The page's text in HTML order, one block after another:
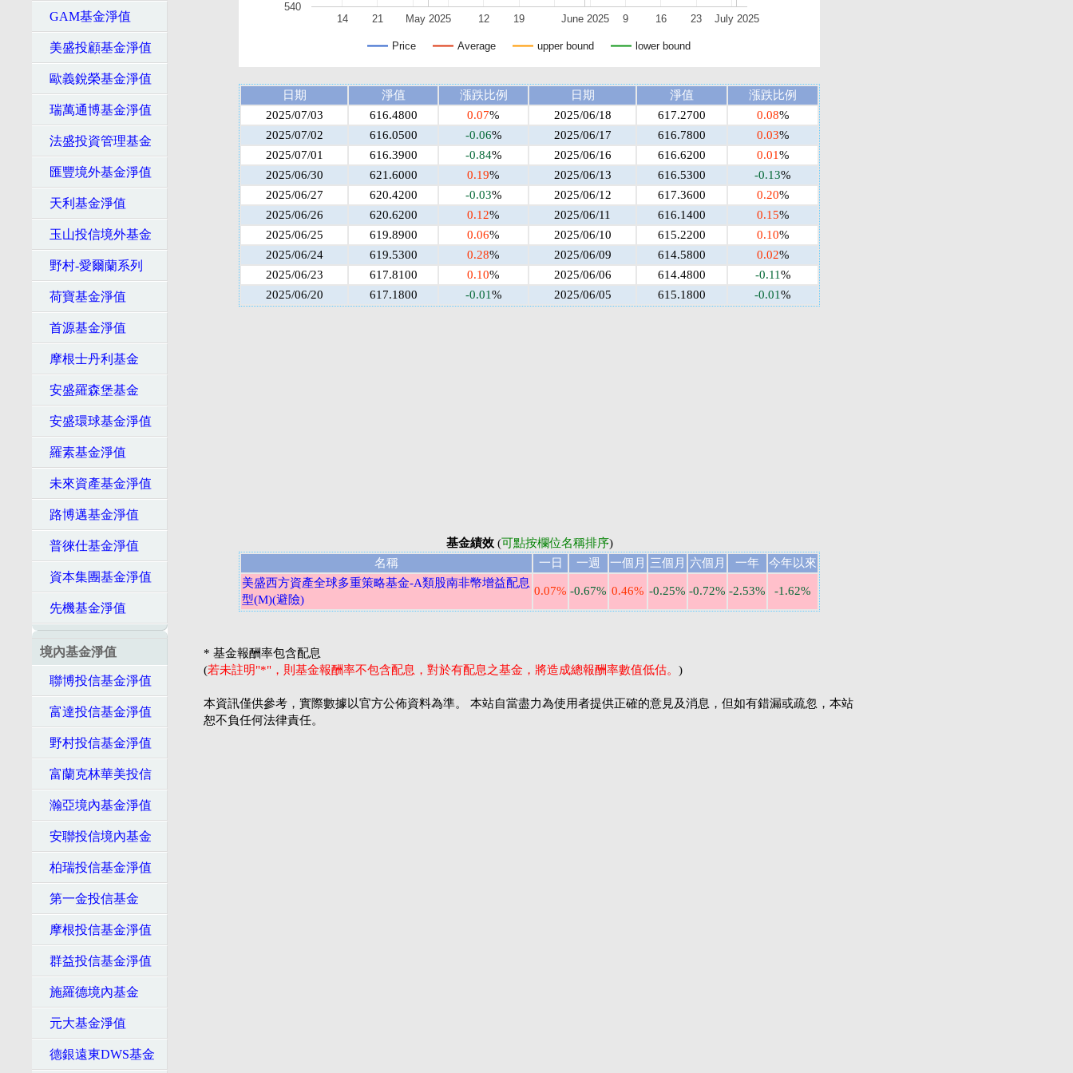
GAM基金淨值
美盛投顧基金淨值
歐義銳榮基金淨值
瑞萬通博基金淨值
法盛投資管理基金
匯豐境外基金淨值
天利基金淨值
玉山投信境外基金
野村-愛爾蘭系列
荷寶基金淨值
首源基金淨值
摩根士丹利基金
安盛羅森堡基金
安盛環球基金淨值
羅素基金淨值
未來資產基金淨值
路博邁基金淨值
普徠仕基金淨值
資本集團基金淨值
先機基金淨值
境內基金淨值
聯博投信基金淨值
富達投信基金淨值
野村投信基金淨值
富蘭克林華美投信
瀚亞境內基金淨值
安聯投信境內基金
柏瑞投信基金淨值
第一金投信基金
摩根投信基金淨值
群益投信基金淨值
施羅德境內基金
元大基金淨值
德銀遠東DWS基金
Price Average upper bound lower bound
May 2025 June 2025 July 2025
14 21 12 19 9 16 23
540
日期 淨值 漲跌比例 日期 淨值
漲跌比例
2025/07/03
616.4800 0.07% 2025/06/18 617.2700 0.08%
2025/07/02
616.0500 -0.06% 2025/06/17 616.7800 0.03%
2025/07/01
616.3900 -0.84% 2025/06/16 616.6200 0.01%
2025/06/30
621.6000 0.19% 2025/06/13 616.5300 -0.13%
2025/06/27
620.4200 -0.03% 2025/06/12 617.3600 0.20%
2025/06/26
620.6200 0.12% 2025/06/11 616.1400 0.15%
2025/06/25
619.8900 0.06% 2025/06/10 615.2200 0.10%
2025/06/24
619.5300 0.28% 2025/06/09 614.5800 0.02%
2025/06/23
617.8100 0.10% 2025/06/06 614.4800 -0.11%
2025/06/20
617.1800 -0.01% 2025/06/05 615.1800 -0.01%
基金績效(可點按欄位名稱排序)
名稱
一日 一週 一個月 三個月 六個月 一年
今年以來
美盛西方資產全球多重策略基金-A類股南非幣增益配息
型(M)(避險)
0.07% -0.67% 0.46% -0.25% -0.72% -2.53% -1.62%
* 基金報酬率包含配息
(若未註明"*"，則基金報酬率不包含配息，對於有配息之基金，將造成總報酬率數值低估。 )
本資訊僅供參考，實際數據以官方公佈資料為準。 本站自當盡力為使用者提供正確的意見及消息，但如有錯漏或疏忽，本站
恕不負任何法律責任。